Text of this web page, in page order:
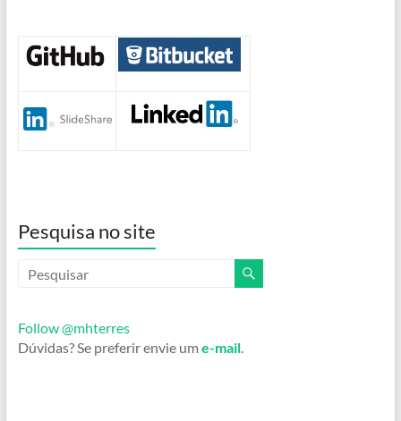
Pesquisa no site
Follow @mhterres
Dúvidas? Se preferir envie ume-mail.